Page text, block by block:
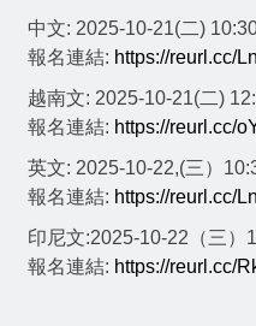
中文: 2025-10-21(二)
報名連結: https://reurl.cc/
越南文: 2025-10-21(二)
報名連結: https://reurl.cc/
英文: 2025-10-22,(三）
報名連結: https://reurl.cc/
印尼文:2025-10-22（三）
報名連結: https://reurl.cc/